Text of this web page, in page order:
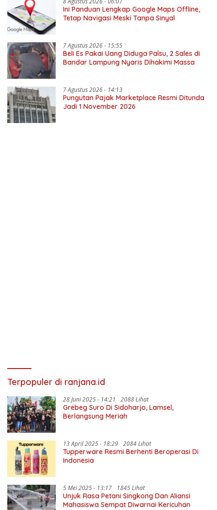
Ini Panduan Lengkap Google Maps Offline,
Tetap Navigasi Meski Tanpa Sinyal
7 Agustus 2026 - 15:55
Beli Es Pakai Uang Diduga Palsu, 2 Sales di
Bandar Lampung Nyaris Dihakimi Massa
7 Agustus 2026 - 14:13
Pungutan Pajak Marketplace Resmi Ditunda
Jadi 1 November 2026
Terpopuler di ranjana.id
28 Juni 2025 - 14:21 2088 Lihat
Grebeg Suro Di Sidoharjo, Lamsel,
Berlangsung Meriah
13 April 2025 - 18:29 2084 Lihat
Tupperware Resmi Berhenti Beroperasi Di
Indonesia
5 Mei 2025 - 13:17 1845 Lihat
Unjuk Rasa Petani Singkong Dan Aliansi
Mahasiswa Sempat Diwarnai Kericuhan